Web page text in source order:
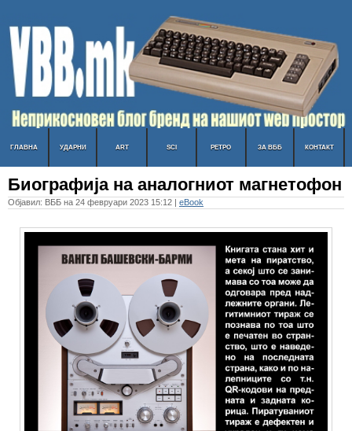
ГЛАВНА УДАРНИ ART SCI РЕТРО ЗА ВББ КОНТАКТ
Биографија на аналогниот магнетофон
Објавил: ВББ на 24 февруари 2023 15:12 | eBook